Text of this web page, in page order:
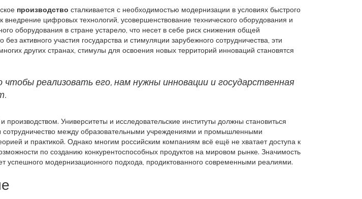
производство сталкивается с необходимостью модернизации в условиях быстрого
цифровых технологий, усовершенствование технического оборудования и
оборудования в стране устарело, что несет в себе риск снижения общей
активного участия государства и стимуляции зарубежного сотрудничества, эти
других странах, стимулы для освоения новых территорий инноваций становятся
реализовать его, нам нужны инновации и государственная
Университеты и исследовательские институты должны становиться
между образовательными учреждениями и промышленными
и практикой. Однако многим российским компаниям всё ещё не хватает доступа к
по созданию конкурентоспособных продуктов на мировом рынке. Значимость
успешного модернизационного подхода, продиктованного современными реалиями.